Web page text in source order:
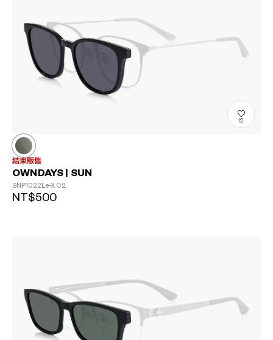
12
結束販售
OWNDAYS | SUN
SNP1022Le-X C2
NT$500